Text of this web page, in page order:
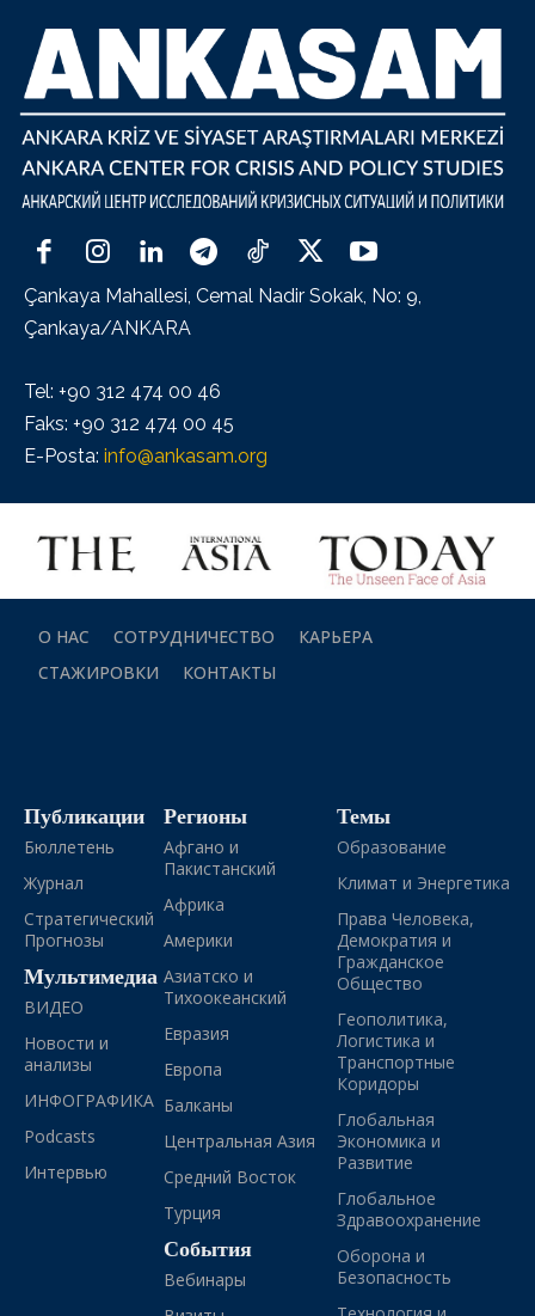
Çankaya Mahallesi, Cemal Nadir Sokak, No: 9,
Çankaya/ANKARA
Tel: +90 312 474 00 46
Faks: +90 312 474 00 45
E-Posta: info@ankasam.org
О НАС СОТРУДНИЧЕСТВО
КАРЬЕРА
СТАЖИРОВКИ
КОНТАКТЫ
Публикации
Бюллетень
Журнал
Стратегический
Прогнозы
Мультимедиа
ВИДЕО
Новости и
анализы
ИНФОГРАФИКА
Podcasts
Интервью
Регионы
Афгано и
Пакистанский
Африка
Америки
Азиатско и
Тихоокеанский
Евразия
Европа
Балканы
Центральная Азия
Средний Восток
Турция
События
Вебинары
Темы
Образование
Климат и Энергетика
Права Человека,
Демократия и
Гражданское
Общество
Геополитика,
Логистика и
Транспортные
Коридоры
Глобальная
Экономика и
Развитие
Глобальное
Здравоохранение
Оборона и
Безопасность